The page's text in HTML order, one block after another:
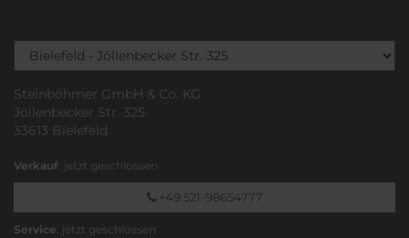
Steinböhmer GmbH & Co. KG
Jöllenbecker Str. 325
33613 Bielefeld
Verkauf: jetzt geschlossen
+49 521-98654777
Service: jetzt geschlossen